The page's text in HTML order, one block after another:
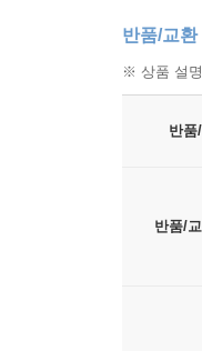
반품/교환
※ 상품 설
반품
반품/